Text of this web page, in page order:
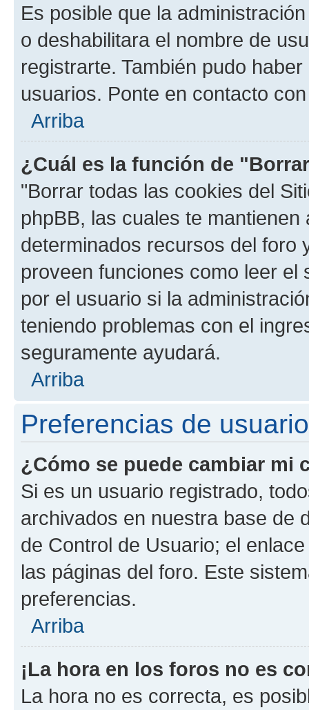
Es posible que la
o deshabilitara el nombre de
registrarte. También pudo
usuarios. Ponte en contacto
Arriba
¿Cuál es la función de
"Borrar todas las cookies del
phpBB, las cuales te
determinados recursos del foro
proveen funciones como leer el
por el usuario si la
teniendo problemas con el
seguramente ayudará.
Arriba
Preferencias de
¿Cómo se puede cambiar mi
Si es un usuario registrado,
archivados en nuestra base de
de Control de Usuario; el
las páginas del foro. Este
preferencias.
Arriba
¡La hora en los foros no es
La hora no es correcta, es